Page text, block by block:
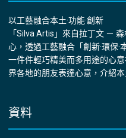
以工藝融合本土·功能·創新
「Silva Artis」來自拉丁文 －
心，透過工藝融合「創新·環保
一件件輕巧精美而多用途的心
界各地的朋友表達心意，介紹
資料